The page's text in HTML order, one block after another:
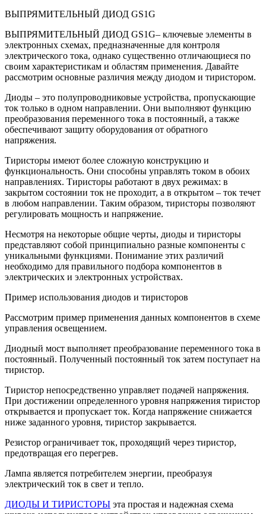
ВЫПРЯМИТЕЛЬНЫЙ ДИОД GS1G
ВЫПРЯМИТЕЛЬНЫЙ ДИОД GS1G– ключевые элементы в
электронных схемах, предназначенные для контроля
электрического тока, однако существенно отличающиеся по
своим характеристикам и областям применения. Давайте
рассмотрим основные различия между диодом и тиристором.
Диоды – это полупроводниковые устройства, пропускающие
ток только в одном направлении. Они выполняют функцию
преобразования переменного тока в постоянный, а также
обеспечивают защиту оборудования от обратного
напряжения.
Тиристоры имеют более сложную конструкцию и
функциональность. Они способны управлять током в обоих
направлениях. Тиристоры работают в двух режимах: в
закрытом состоянии ток не проходит, а в открытом – ток течет
в любом направлении. Таким образом, тиристоры позволяют
регулировать мощность и напряжение.
Несмотря на некоторые общие черты, диоды и тиристоры
представляют собой принципиально разные компоненты с
уникальными функциями. Понимание этих различий
необходимо для правильного подбора компонентов в
электрических и электронных устройствах.
Пример использования диодов и тиристоров
Рассмотрим пример применения данных компонентов в схеме
управления освещением.
Диодный мост выполняет преобразование переменного тока в
постоянный. Полученный постоянный ток затем поступает на
тиристор.
Тиристор непосредственно управляет подачей напряжения.
При достижении определенного уровня напряжения тиристор
открывается и пропускает ток. Когда напряжение снижается
ниже заданного уровня, тиристор закрывается.
Резистор ограничивает ток, проходящий через тиристор,
предотвращая его перегрев.
Лампа является потребителем энергии, преобразуя
электрический ток в свет и тепло.
ДИОДЫ И ТИРИСТОРЫ эта простая и надежная схема